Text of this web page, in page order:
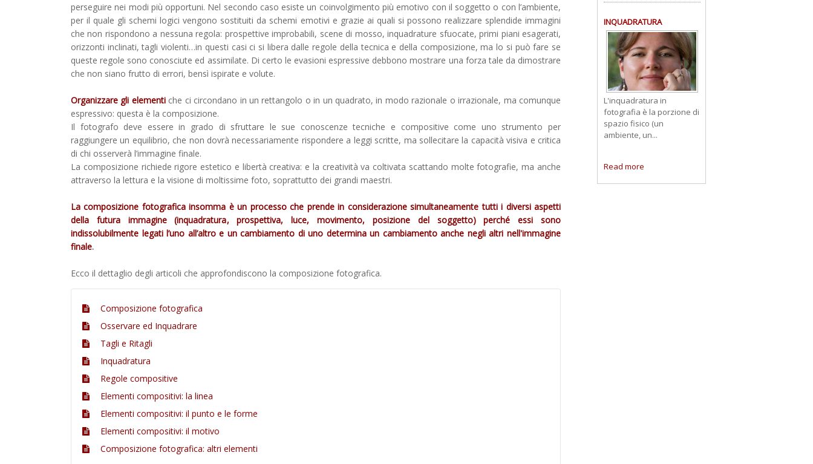
perseguire nei modi più opportuni. Nel secondo caso esiste un coinvolgimento più emotivo con il soggetto o con l’ambiente,
per il quale gli schemi logici vengono sostituiti da schemi emotivi e grazie ai quali si possono realizzare splendide immagini
che non rispondono a nessuna regola: prospettive improbabili, scene di mosso, inquadrature sfuocate, primi piani esagerati,
orizzonti inclinati, tagli violenti…in questi casi ci si libera dalle regole della tecnica e della composizione, ma lo si può fare se
queste regole sono conosciute ed assimilate. Di certo le evasioni espressive debbono mostrare una forza tale da dimostrare
che non siano frutto di errori, bensì ispirate e volute.
Organizzare gli elementiche ci circondano in un rettangolo o in un quadrato, in modo razionale o irrazionale, ma comunque
espressivo: questa è la composizione.
Il fotografo deve essere in grado di sfruttare le sue conoscenze tecniche e compositive come uno strumento per
raggiungere un equilibrio, che non dovrà necessariamente rispondere a leggi scritte, ma sollecitare la capacità visiva e critica
di chi osserverà l’immagine finale.
La composizione richiede rigore estetico e libertà creativa: e la creatività va coltivata scattando molte fotografie, ma anche
attraverso la lettura e la visione di moltissime foto, soprattutto dei grandi maestri.
La composizione fotografica insomma è un processo che prende in considerazione simultaneamente tutti i diversi aspetti
della futura immagine (inquadratura, prospettiva, luce, movimento, posizione del soggetto) perché essi sono
indissolubilmente legati l’uno all’altro e un cambiamento di uno determina un cambiamento anche negli altri nell'immagine
finale.
Ecco il dettaglio degli articoli che approfondiscono la composizione fotografica.
Composizione fotografica
Osservare ed Inquadrare
Tagli e Ritagli
Inquadratura
Regole compositive
Elementi compositivi: la linea
Elementi compositivi: il punto e le forme
Elementi compositivi: il motivo
Composizione fotografica: altri elementi
INQUADRATURA
L'inquadratura in
fotografia è la porzione di
spazio fisico (un
ambiente, un...
Read more